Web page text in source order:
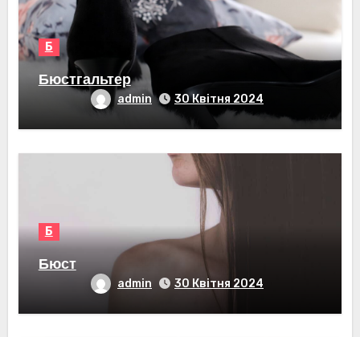
Б
Бюстгальтер
admin 30 Квітня 2024
Б
Бюст
admin 30 Квітня 2024